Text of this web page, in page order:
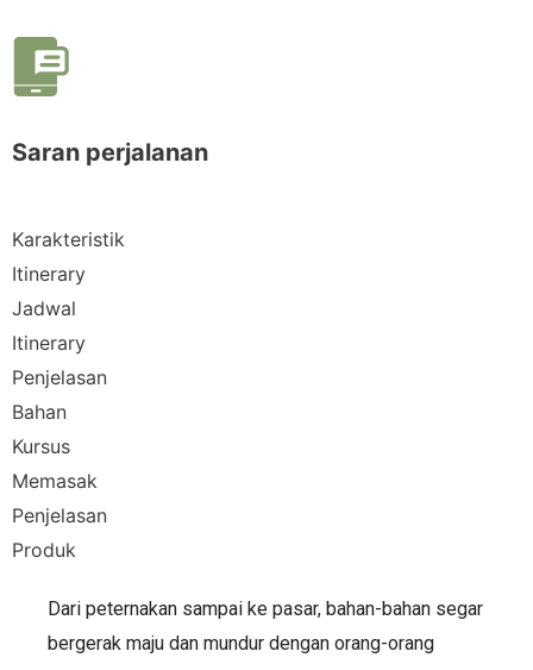
Saran perjalanan
Karakteristik
Itinerary
Jadwal
Itinerary
Penjelasan
Bahan
Kursus
Memasak
Penjelasan
Produk
Dari peternakan sampai ke pasar, bahan-bahan segar
bergerak maju dan mundur dengan orang-orang